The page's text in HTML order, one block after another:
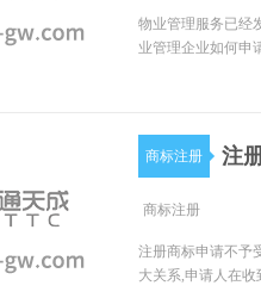
物业管理服务已经
业管理企业如何申
商标注册 注
商标注册
注册商标申请不予
大关系,申请人在